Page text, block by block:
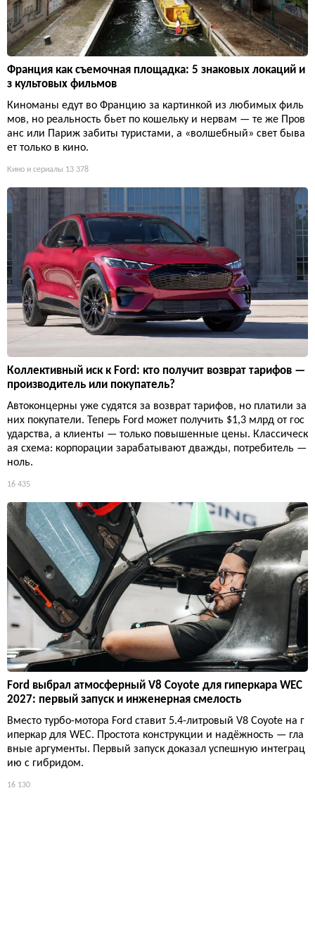
Франция как съемочная площадка: 5 знаковых локаций и
з культовых фильмов
Киноманы едут во Францию за картинкой из любимых филь
мов, но реальность бьет по кошельку и нервам — те же Пров
анс или Париж забиты туристами, а «волшебный» свет быва
ет только в кино.
Кино и сериалы 13 378
Коллективный иск к Ford: кто получит возврат тарифов —
производитель или покупатель?
Автоконцерны уже судятся за возврат тарифов, но платили за
них покупатели. Теперь Ford может получить $1,3 млрд от гос
ударства, а клиенты — только повышенные цены. Классическ
ая схема: корпорации зарабатывают дважды, потребитель —
ноль.
16 435
Ford выбрал атмосферный V8 Coyote для гиперкара WEC
2027: первый запуск и инженерная смелость
Вместо турбо-мотора Ford ставит 5.4-литровый V8 Coyote на г
иперкар для WEC. Простота конструкции и надёжность — гла
вные аргументы. Первый запуск доказал успешную интеграц
ию с гибридом.
16 130